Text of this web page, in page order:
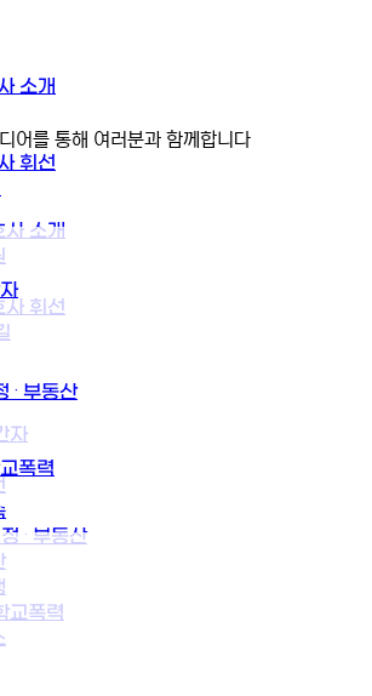
소개
휘선
· 부동산
폭력
어를 통해 여러분과 함께합니다
사 소개
사 휘선
자
· 부동산
교폭력